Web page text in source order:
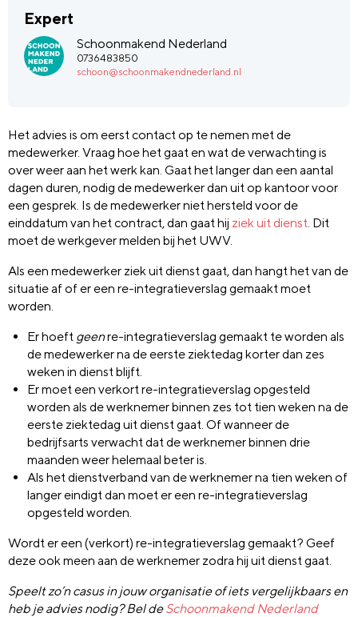
Expert
Schoonmakend Nederland
0736483850
schoon@schoonmakendnederland.nl
Het advies is om eerst contact op te nemen met de
medewerker. Vraag hoe het gaat en wat de verwachting is
over weer aan het werk kan. Gaat het langer dan een aantal
dagen duren, nodig de medewerker dan uit op kantoor voor
een gesprek. Is de medewerker niet hersteld voor de
einddatum van het contract, dan gaat hij ziek uit dienst. Dit
moet de werkgever melden bij het UWV.
Als een medewerker ziek uit dienst gaat, dan hangt het van de
situatie af of er een re-integratieverslag gemaakt moet
worden.
Er hoeft geenre-integratieverslag gemaakt te worden als
de medewerker na de eerste ziektedag korter dan zes
weken in dienst blijft.
Er moet een verkort re-integratieverslag opgesteld
worden als de werknemer binnen zes tot tien weken na de
eerste ziektedag uit dienst gaat. Of wanneer de
bedrijfsarts verwacht dat de werknemer binnen drie
maanden weer helemaal beter is.
Als het dienstverband van de werknemer na tien weken of
langer eindigt dan moet er een re-integratieverslag
opgesteld worden.
Wordt er een (verkort) re-integratieverslag gemaakt? Geef
deze ook meen aan de werknemer zodra hij uit dienst gaat.
Speelt zo’n casus in jouw organisatie of iets vergelijkbaars en
heb je advies nodig? Bel deSchoonmakend Nederland